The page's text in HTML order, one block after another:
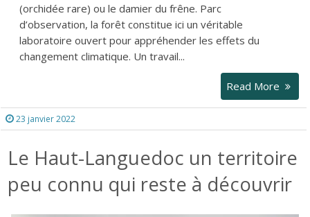
(orchidée rare) ou le damier du frêne. Parc
d’observation, la forêt constitue ici un véritable
laboratoire ouvert pour appréhender les effets du
changement climatique. Un travail...
Read More
23 janvier 2022
Le Haut-Languedoc un territoire
peu connu qui reste à découvrir